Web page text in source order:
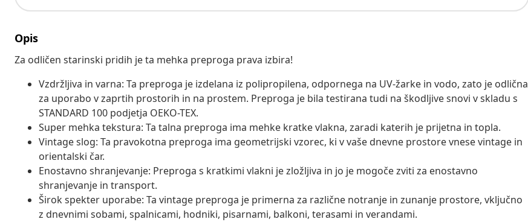
Opis
Za odličen starinski pridih je ta mehka preproga prava izbira!
Vzdržljiva in varna: Ta preproga je izdelana iz polipropilena, odpornega na UV-žarke in vodo, zato je odlična
za uporabo v zaprtih prostorih in na prostem. Preproga je bila testirana tudi na škodljive snovi v skladu s
STANDARD 100 podjetja OEKO-TEX.
Super mehka tekstura: Ta talna preproga ima mehke kratke vlakna, zaradi katerih je prijetna in topla.
Vintage slog: Ta pravokotna preproga ima geometrijski vzorec, ki v vaše dnevne prostore vnese vintage in
orientalski čar.
Enostavno shranjevanje: Preproga s kratkimi vlakni je zložljiva in jo je mogoče zviti za enostavno
shranjevanje in transport.
Širok spekter uporabe: Ta vintage preproga je primerna za različne notranje in zunanje prostore, vključno
z dnevnimi sobami, spalnicami, hodniki, pisarnami, balkoni, terasami in verandami.